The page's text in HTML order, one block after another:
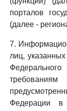
порталов
(далее -
7.
лиц,
Федерации в